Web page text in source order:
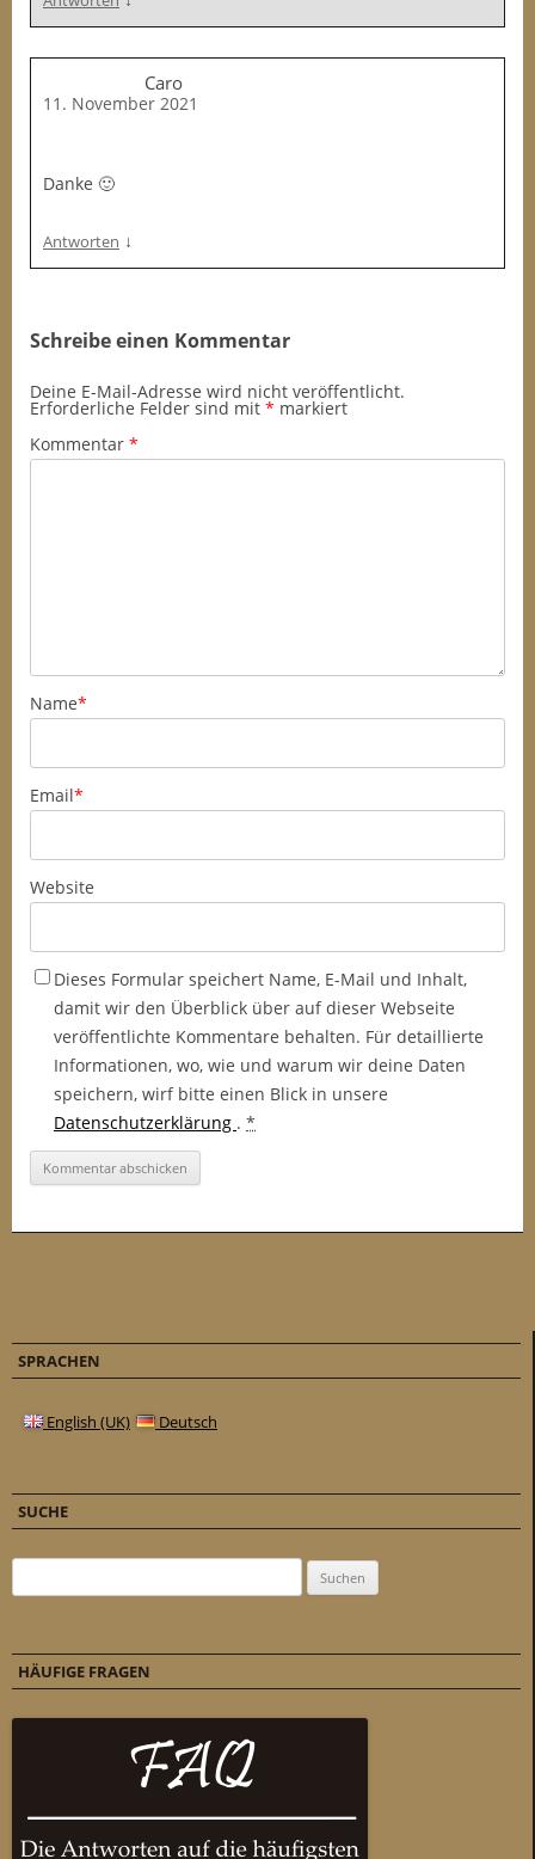
Caro
11. November 2021
Danke 🙂
Antworten ↓
Schreibe einen Kommentar
Deine E-Mail-Adresse wird nicht veröffentlicht.
Erforderliche Felder sind mit * markiert
Kommentar *
Name*
Email*
Website
Dieses Formular speichert Name, E-Mail und Inhalt,
damit wir den Überblick über auf dieser Webseite
veröffentlichte Kommentare behalten. Für detaillierte
Informationen, wo, wie und warum wir deine Daten
speichern, wirf bitte einen Blick in unsere
Datenschutzerklärung . *
SPRACHEN
English (UK) Deutsch
SUCHE
HÄUFIGE FRAGEN